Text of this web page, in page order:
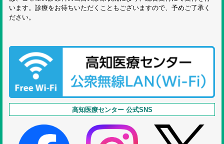
います。診療をお待ちいただくこともございますので、予めご了承く
ださい。
高知医療センター 公式SNS